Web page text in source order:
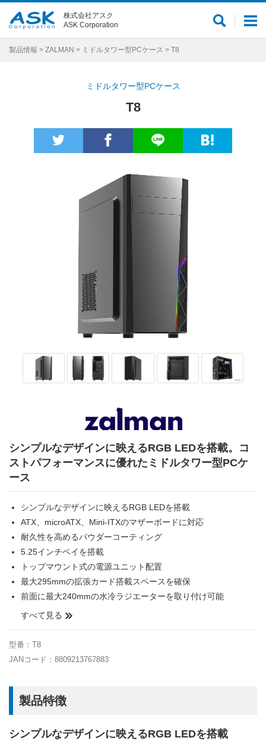
メ
サ
株式会社アスク
ASK Corporation
製品情報 > ZALMAN > ミドルタワー型PCケース > T8
ミドルタワー型PCケース
T8
シンプルなデザインに映えるRGB LEDを搭載。コ
ストパフォーマンスに優れたミドルタワー型PCケ
ース
シンプルなデザインに映えるRGB LEDを搭載
ATX、microATX、Mini-ITXのマザーボードに対応
耐久性を高めるパウダーコーティング
5.25インチベイを搭載
トップマウント式の電源ユニット配置
最大295mmの拡張カード搭載スペースを確保
前面に最大240mmの水冷ラジエーターを取り付け可能
すべて見る
型番：T8
JANコード：8809213767883
製品特徴
シンプルなデザインに映えるRGB LEDを搭載